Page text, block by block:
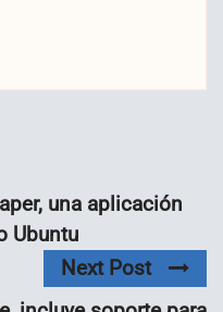
una aplicación
Ubuntu
Next Post